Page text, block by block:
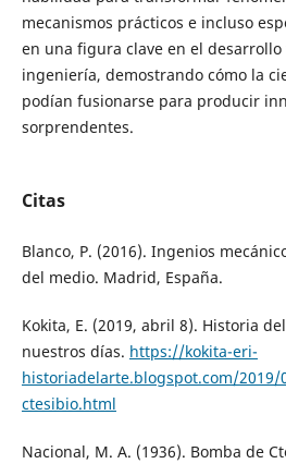
mecanismos prácticos e incluso
en una figura clave en el
ingeniería, demostrando cómo la
podían fusionarse para producir
sorprendentes.
Citas
Blanco, P. (2016). Ingenios
del medio. Madrid, España.
Kokita, E. (2019, abril 8). Historia
nuestros días. https://kokita-eri-
historiadelarte.blogspot.com/2019/
ctesibio.html
Nacional, M. A. (1936). Bomba de